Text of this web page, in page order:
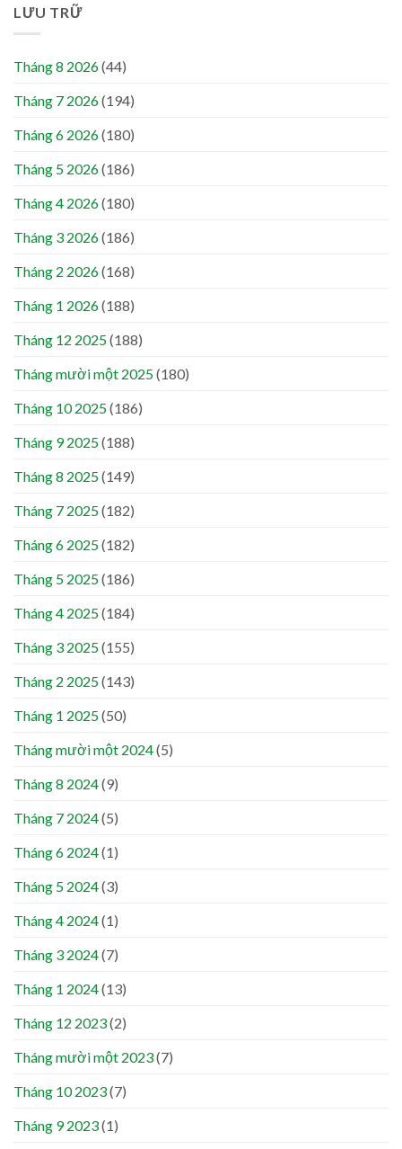
LƯU TRỮ
Tháng 8 2026(44)
Tháng 7 2026(194)
Tháng 6 2026(180)
Tháng 5 2026(186)
Tháng 4 2026(180)
Tháng 3 2026(186)
Tháng 2 2026(168)
Tháng 1 2026(188)
Tháng 12 2025(188)
Tháng mười một 2025(180)
Tháng 10 2025(186)
Tháng 9 2025(188)
Tháng 8 2025(149)
Tháng 7 2025(182)
Tháng 6 2025(182)
Tháng 5 2025(186)
Tháng 4 2025(184)
Tháng 3 2025(155)
Tháng 2 2025(143)
Tháng 1 2025(50)
Tháng mười một 2024(5)
Tháng 8 2024(9)
Tháng 7 2024(5)
Tháng 6 2024(1)
Tháng 5 2024(3)
Tháng 4 2024(1)
Tháng 3 2024(7)
Tháng 1 2024(13)
Tháng 12 2023(2)
Tháng mười một 2023(7)
Tháng 10 2023(7)
Tháng 9 2023(1)